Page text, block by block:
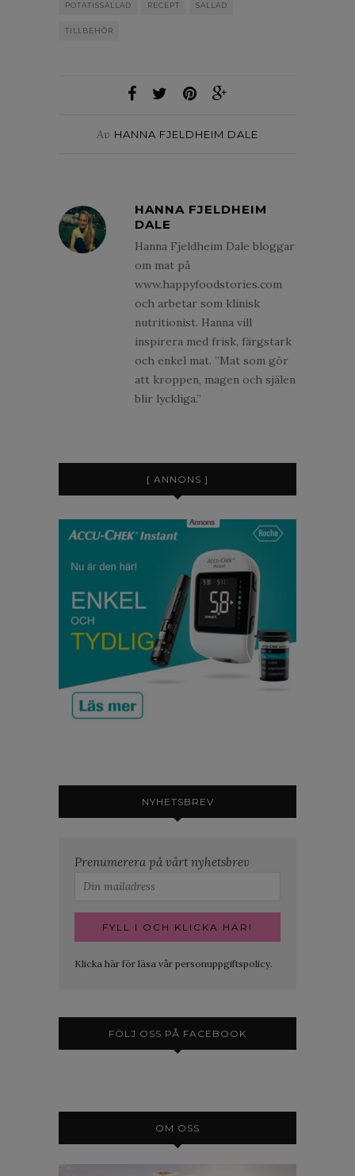
POTATISSALLAD RECEPT SALLAD
TILLBEHÖR
Av HANNA FJELDHEIM DALE
HANNA FJELDHEIM
DALE
Hanna Fjeldheim Dale bloggar
om mat på
www.happyfoodstories.com
och arbetar som klinisk
nutritionist. Hanna vill
inspirera med frisk, färgstark
och enkel mat. ”Mat som gör
att kroppen, magen och själen
blir lyckliga.”
[ ANNONS ]
NYHETSBREV
Prenumerera på vårt nyhetsbrev
Klicka här för läsa vår personuppgiftspolicy.
FÖLJ OSS PÅ FACEBOOK
OM OSS